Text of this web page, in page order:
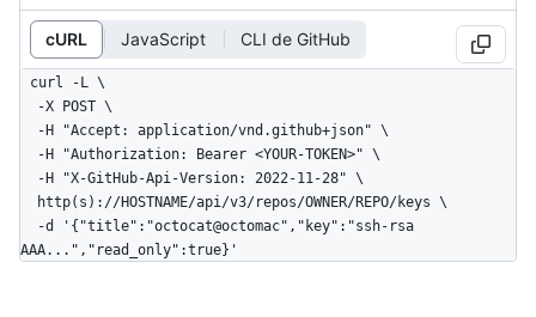
cURL JavaScript CLI de GitHub
curl -L \
AAA...","read_only":true}'